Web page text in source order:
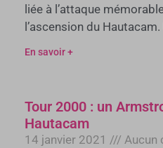
liée à l’attaque
l’ascension du
En savoir +
Tour 2000 : un
Hautacam
14 janvier 2021
Aucun